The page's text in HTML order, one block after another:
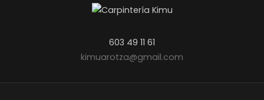
603 49 11 61
kimuarotza@gmail.com